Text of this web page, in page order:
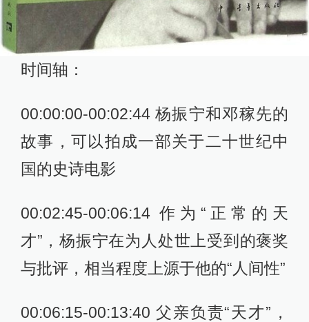
时间轴：
00:00:00-00:02:44 杨振宁和邓稼先的
故事，可以拍成一部关于二十世纪中
国的史诗电影
00:02:45-00:06:14 作为“正常的天
才”，杨振宁在为人处世上受到的褒奖
与批评，相当程度上源于他的“人间性”
00:06:15-00:13:40 父亲负责“天才”，